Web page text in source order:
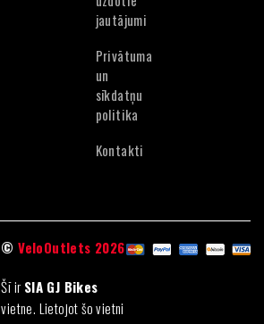
jautājumi
Privātuma
un
sīkdatņu
politika
Kontakti
©VeloOutlets 2026
Šī irSIA GJ Bikes
vietne. Lietojot šo vietni